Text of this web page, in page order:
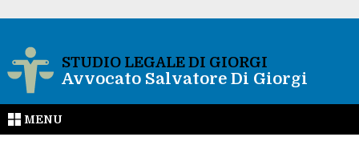
STUDIO LEGALE DI GIORGI
Avvocato Salvatore Di Giorgi
MENU